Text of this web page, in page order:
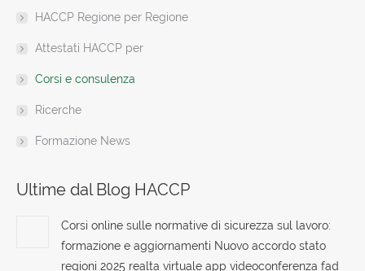
HACCP Regione per Regione
Attestati HACCP per
Corsi e consulenza
Ricerche
Formazione News
Ultime dal Blog HACCP
Corsi online sulle normative di sicurezza sul lavoro:
formazione e aggiornamenti Nuovo accordo stato
regioni 2025 realta virtuale app videoconferenza fad